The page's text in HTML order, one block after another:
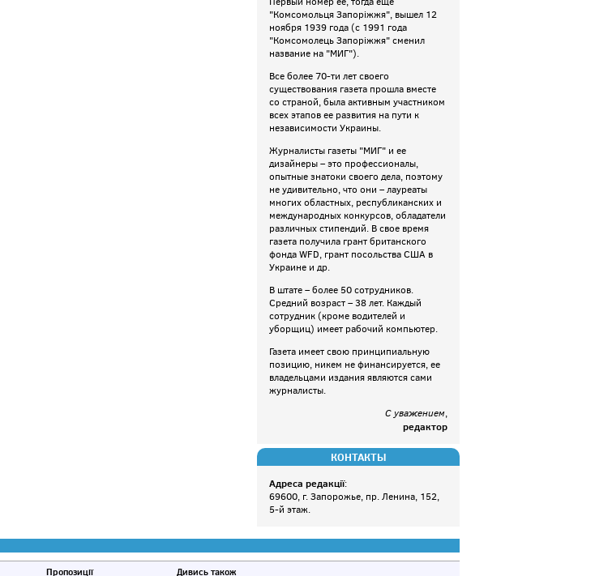
"Комсомольця Запоріжжя", вышел 12
ноября 1939 года (с 1991 года
"Комсомолець Запоріжжя" сменил
название на "МИГ").
Все более 70-ти лет своего
существования газета прошла вместе
со страной, была активным участником
всех этапов ее развития на пути к
независимости Украины.
Журналисты газеты "МИГ" и ее
дизайнеры – это профессионалы,
опытные знатоки своего дела, поэтому
не удивительно, что они – лауреаты
многих областных, республиканских и
международных конкурсов, обладатели
различных стипендий. В свое время
газета получила грант британского
фонда WFD, грант посольства США в
Украине и др.
В штате – более 50 сотрудников.
Средний возраст – 38 лет. Каждый
сотрудник (кроме водителей и
уборщиц) имеет рабочий компьютер.
Газета имеет свою принципиальную
позицию, никем не финансируется, ее
владельцами издания являются сами
журналисты.
С уважением,
редактор
КОНТАКТЫ
Адреса редакції:
69600, г. Запорожье, пр. Ленина, 152,
5-й этаж.
Пропозиції Дивись також